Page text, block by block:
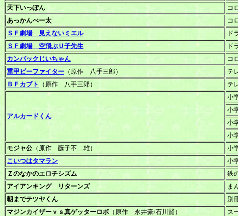
天下いっぽん
コ
あっかんべー太
コ
ＳＦ劇場 見えないミエル
ド
ＳＦ劇場 空飛ぶＵ子先生
ド
カンバックじいちゃん
コ
重甲ビーファイター （原作 八手三郎） テ
ＢＦカブト
（原作 八手三郎） テ
アルカードくん
小
小
小
小
モジャ公 （原作 藤子不二雄） 小
こいつはタマラン
小
Ｚのなかのエロチシズム
鉄
アイアンキング リターンズ
ま
朝までテツヤくん
別
マジンカイザーｖｓ真ゲッターロボ （原作 永井豪/石川賢） ス